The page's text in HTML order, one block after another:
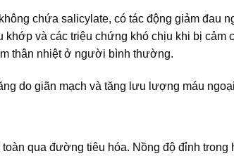
chứa salicylate, có tác động giảm đau
và các triệu chứng khó chịu khi bị cảm
thân nhiệt ở người bình thường.
do giãn mạch và tăng lưu lượng máu
qua đường tiêu hóa. Nồng độ đỉnh trong